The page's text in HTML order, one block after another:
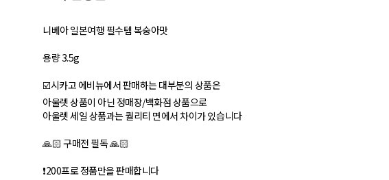
니베아 일본여행 필수템 복숭아맛
용량 3.5g
☑️시카고 에비뉴에서 판매하는 대부분의 상품은
아울렛 상품이 아닌 정매장/백화점 상품으로
아울렛 세일 상품과는 퀄리티 면에서 차이가 있습니다
🙏🏻 구매전 필독 🙏🏻
❗️200프로 정품만을 판매합니다